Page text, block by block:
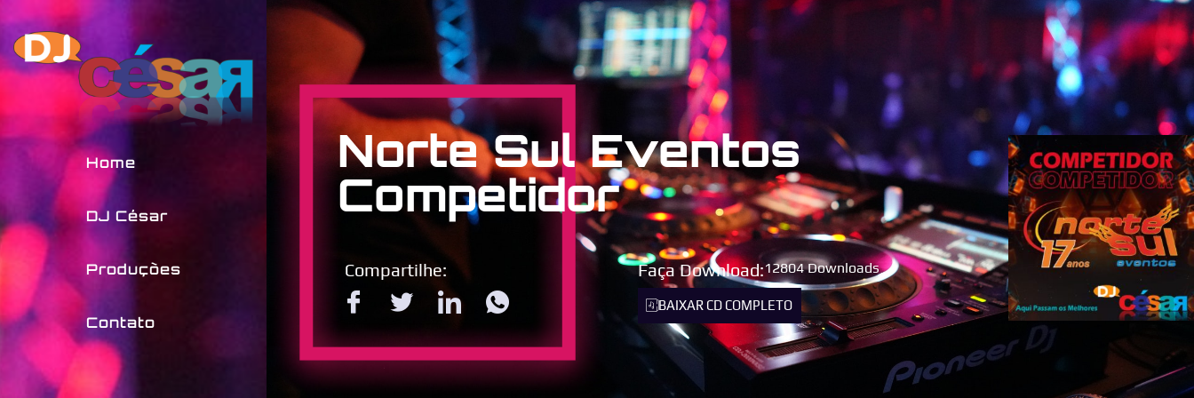
Home
DJ César
Produções
Contato
Norte Sul Eventos
Competidor
Compartilhe: Faça Download:12804 Downloads
BAIXAR CD COMPLETO